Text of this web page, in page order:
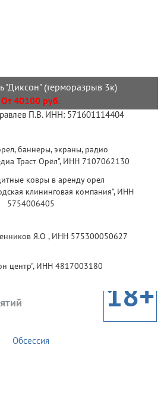
"Диксон" (терморазрыв 3к)
От 40100 руб.
П.В. ИНН: 571601114404
Траст Орёл", ИНН 7107062130
клининговая компания", ИНН
5754006405
Я.О , ИНН 575300050627
центр", ИНН 4817003180
18+
Обсессия